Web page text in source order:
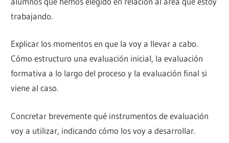
trabajando.
Explicar los momentos en que la voy a llevar a cabo.
Cómo estructuro una evaluación inicial, la evaluación
formativa a lo largo del proceso y la evaluación final si
viene al caso.
Concretar brevemente qué instrumentos de evaluación
voy a utilizar, indicando cómo los voy a desarrollar.